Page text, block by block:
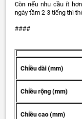
Còn nếu nhu cầu ít
ngày tầm 2-3 tiếng thì
####
Chiều dài (mm)
Chiều rộng (mm)
Chiều cao (mm)